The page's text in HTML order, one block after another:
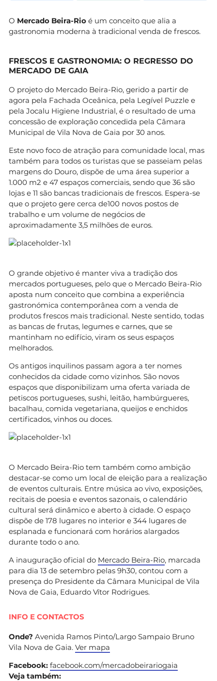
O Mercado Beira-Rio é um conceito que alia a
gastronomia moderna à tradicional venda de frescos.
FRESCOS E GASTRONOMIA: O REGRESSO DO
MERCADO DE GAIA
O projeto do Mercado Beira-Rio, gerido a partir de
agora pela Fachada Oceânica, pela Legível Puzzle e
pela Jocalu Higiene Industrial, é o resultado de uma
concessão de exploração concedida pela Câmara
Municipal de Vila Nova de Gaia por 30 anos.
Este novo foco de atração para comunidade local, mas
também para todos os turistas que se passeiam pelas
margens do Douro, dispõe de uma área superior a
1.000 m2 e 47 espaços comerciais, sendo que 36 são
lojas e 11 são bancas tradicionais de frescos. Espera-se
que o projeto gere cerca de100 novos postos de
trabalho e um volume de negócios de
aproximadamente 3,5 milhões de euros.
O grande objetivo é manter viva a tradição dos
mercados portugueses, pelo que o Mercado Beira-Rio
aposta num conceito que combina a experiência
gastronómica contemporânea com a venda de
produtos frescos mais tradicional. Neste sentido, todas
as bancas de frutas, legumes e carnes, que se
mantinham no edifício, viram os seus espaços
melhorados.
Os antigos inquilinos passam agora a ter nomes
conhecidos da cidade como vizinhos. São novos
espaços que disponibilizam uma oferta variada de
petiscos portugueses, sushi, leitão, hambúrgueres,
bacalhau, comida vegetariana, queijos e enchidos
certificados, vinhos ou doces.
O Mercado Beira-Rio tem também como ambição
destacar-se como um local de eleição para a realização
de eventos culturais. Entre música ao vivo, exposições,
recitais de poesia e eventos sazonais, o calendário
cultural será dinâmico e aberto à cidade. O espaço
dispõe de 178 lugares no interior e 344 lugares de
esplanada e funcionará com horários alargados
durante todo o ano.
A inauguração oficial do Mercado Beira-Rio, marcada
para dia 13 de setembro pelas 9h30, contou com a
presença do Presidente da Câmara Municipal de Vila
Nova de Gaia, Eduardo Vítor Rodrigues.
INFO E CONTACTOS
Onde? Avenida Ramos Pinto/Largo Sampaio Bruno
Vila Nova de Gaia. Ver mapa
Facebook: facebook.com/mercadobeirariogaia
Veja também: